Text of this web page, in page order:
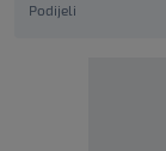
Podijeli